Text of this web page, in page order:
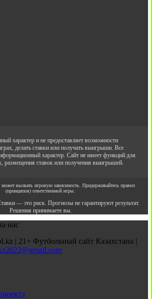
характер и не предоставляет возможности
делать ставки или получать выигрыши. Все
характер. Сайт не имеет функций для
размещения ставок или получения выигрышей.
может вызвать игровую зависимость. Придерживайтесь правил
(принципов) ответственной игры.
— это риск. Прогнозы не гарантируют результат.
Решения принимаете вы.
нас
| 21+ Футбольный сайт Казахстана |